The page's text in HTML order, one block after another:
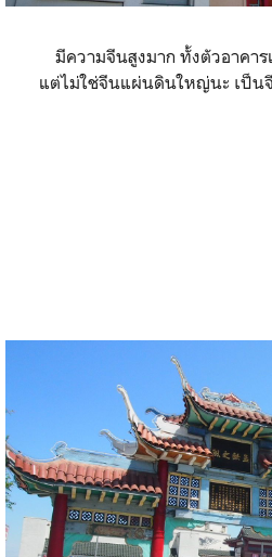
มีความจีนสูงมาก ทั้งตัวอาคา
แต่ไม่ใช่จีนแผ่นดินใหญ่นะ เป็น